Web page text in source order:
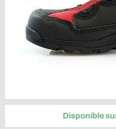
Disponible